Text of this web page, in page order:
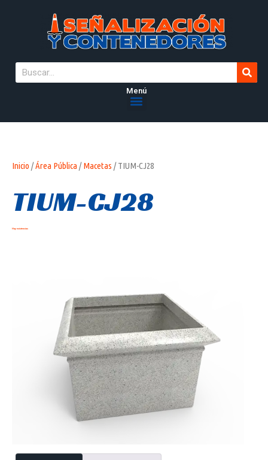
Menú
Inicio /Área Pública /Macetas / TIUM-CJ28
TIUM-CJ28
Hay existencias